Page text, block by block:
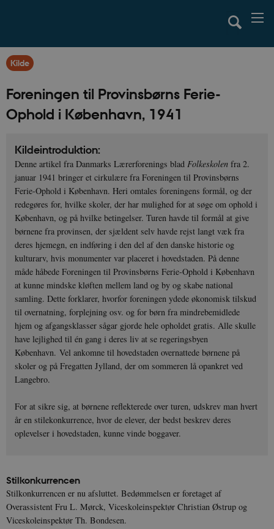
Kilde
Foreningen til Provinsbørns Ferie-
Ophold i København, 1941
Kildeintroduktion:
Denne artikel fra Danmarks Lærerforenings bladFolkeskolen fra 2.
januar 1941 bringer et cirkulære fra Foreningen til Provinsbørns
Ferie-Ophold i København. Heri omtales foreningens formål, og der
redegøres for, hvilke skoler, der har mulighed for at søge om ophold i
København, og på hvilke betingelser. Turen havde til formål at give
børnene fra provinsen, der sjældent selv havde rejst langt væk fra
deres hjemegn, en indføring i den del af den danske historie og
kulturarv, hvis monumenter var placeret i hovedstaden. På denne
måde håbede Foreningen til Provinsbørns Ferie-Ophold i København
at kunne mindske kløften mellem land og by og skabe national
samling. Dette forklarer, hvorfor foreningen ydede økonomisk tilskud
til overnatning, forplejning osv. og for børn fra mindrebemidlede
hjem og afgangsklasser sågar gjorde hele opholdet gratis. Alle skulle
have lejlighed til én gang i deres liv at se regeringsbyen
København. Vel ankomne til hovedstaden overnattede børnene på
skoler og på Fregatten Jylland, der om sommeren lå opankret ved
Langebro.
For at sikre sig, at børnene reflekterede over turen, udskrev man hvert
år en stilekonkurrence, hvor de elever, der bedst beskrev deres
oplevelser i hovedstaden, kunne vinde boggaver.
Stilkonkurrencen
Stilkonkurrencen er nu afsluttet. Bedømmelsen er foretaget af
Overassistent Fru L. Mørck, Viceskoleinspektør Christian Østrup og
Viceskoleinspektør Th. Bondesen.